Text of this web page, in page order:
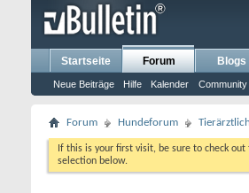
Startseite Forum
Neue Beiträge Hilfe Kalender Community
Blogs
Forum Hundeforum
If this is your first visit, be sure to check out
selection below.